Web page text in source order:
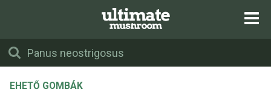
EHETŐ GOMBÁK